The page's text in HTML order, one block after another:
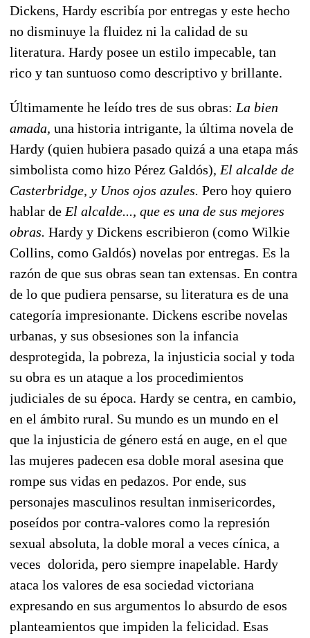
Dickens, Hardy escribía por entregas y este hecho
no disminuye la fluidez ni la calidad de su
literatura. Hardy posee un estilo impecable, tan
rico y tan suntuoso como descriptivo y brillante.
Últimamente he leído tres de sus obras: La bien
amada, una historia intrigante, la última novela de
Hardy (quien hubiera pasado quizá a una etapa más
simbolista como hizo Pérez Galdós), El alcalde de
Casterbridge, y Unos ojos azules. Pero hoy quiero
hablar de El alcalde..., que es una de sus mejores
obras. Hardy y Dickens escribieron (como Wilkie
Collins, como Galdós) novelas por entregas. Es la
razón de que sus obras sean tan extensas. En contra
de lo que pudiera pensarse, su literatura es de una
categoría impresionante. Dickens escribe novelas
urbanas, y sus obsesiones son la infancia
desprotegida, la pobreza, la injusticia social y toda
su obra es un ataque a los procedimientos
judiciales de su época. Hardy se centra, en cambio,
en el ámbito rural. Su mundo es un mundo en el
que la injusticia de género está en auge, en el que
las mujeres padecen esa doble moral asesina que
rompe sus vidas en pedazos. Por ende, sus
personajes masculinos resultan inmisericordes,
poseídos por contra-valores como la represión
sexual absoluta, la doble moral a veces cínica, a
veces dolorida, pero siempre inapelable. Hardy
ataca los valores de esa sociedad victoriana
expresando en sus argumentos lo absurdo de esos
planteamientos que impiden la felicidad. Esas